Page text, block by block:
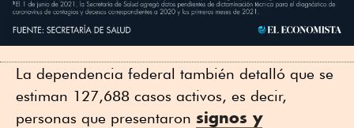
La dependencia federal también detalló que se
estiman 127,688 casos activos, es decir,
personas que presentaron signos y